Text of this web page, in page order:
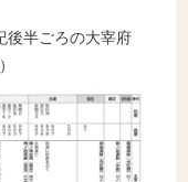
後半ごろの大宰府